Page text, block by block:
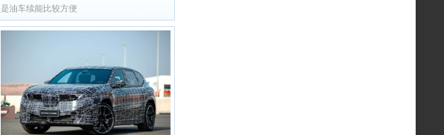
是油车续能比较方便